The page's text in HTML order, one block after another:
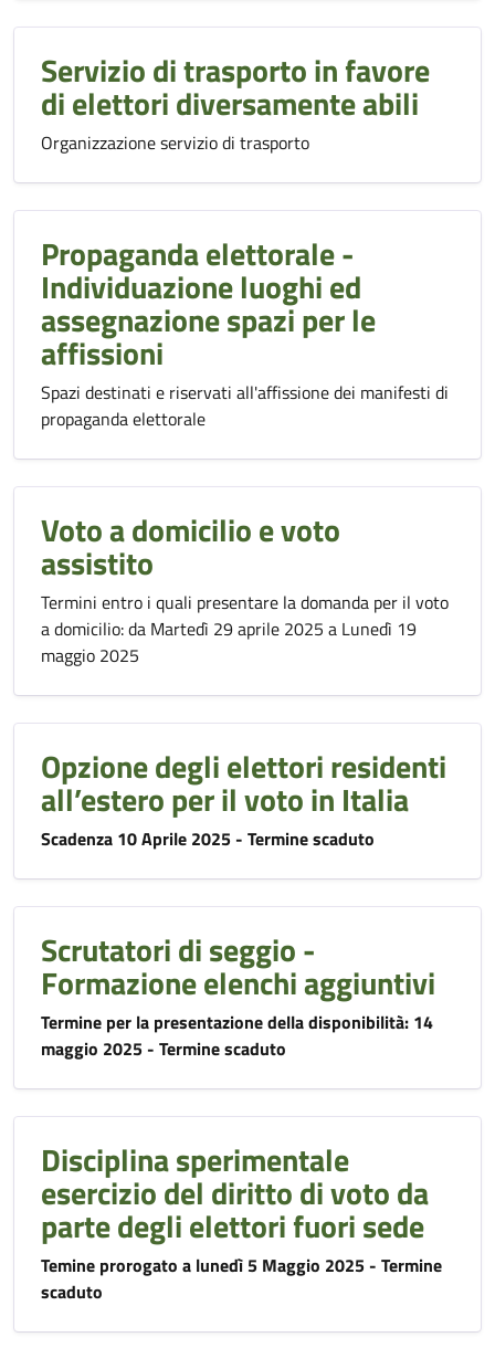
Servizio di trasporto in favore
di elettori diversamente abili
Organizzazione servizio di trasporto
Propaganda elettorale -
Individuazione luoghi ed
assegnazione spazi per le
affissioni
Spazi destinati e riservati all'affissione dei manifesti di
propaganda elettorale
Voto a domicilio e voto
assistito
Termini entro i quali presentare la domanda per il voto
a domicilio: da Martedì 29 aprile 2025 a Lunedì 19
maggio 2025
Opzione degli elettori residenti
all’estero per il voto in Italia
Scadenza 10 Aprile 2025 - Termine scaduto
Scrutatori di seggio -
Formazione elenchi aggiuntivi
Termine per la presentazione della disponibilità: 14
maggio 2025 - Termine scaduto
Disciplina sperimentale
esercizio del diritto di voto da
parte degli elettori fuori sede
Temine prorogato a lunedì 5 Maggio 2025 - Termine
scaduto